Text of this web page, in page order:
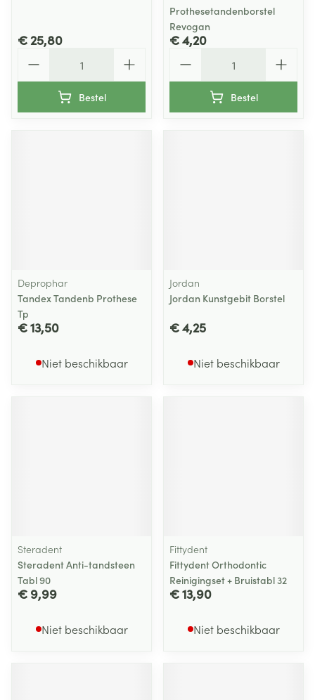
€ 25,80
Bestel
Prothesetandenborstel
Revogan
€ 4,20
Bestel
Deprophar
Tandex Tandenb Prothese
Tp
€ 13,50
Niet beschikbaar
Jordan
Jordan Kunstgebit Borstel
€ 4,25
Niet beschikbaar
Steradent
Steradent Anti-tandsteen
Tabl 90
€ 9,99
Niet beschikbaar
Fittydent
Fittydent Orthodontic
Reinigingset + Bruistabl 32
€ 13,90
Niet beschikbaar